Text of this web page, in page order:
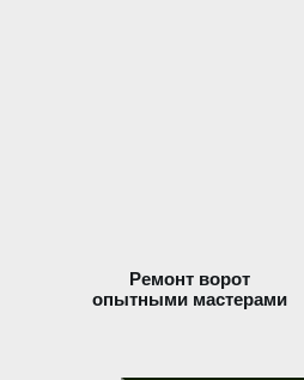
Ремонт ворот
опытными мастерами